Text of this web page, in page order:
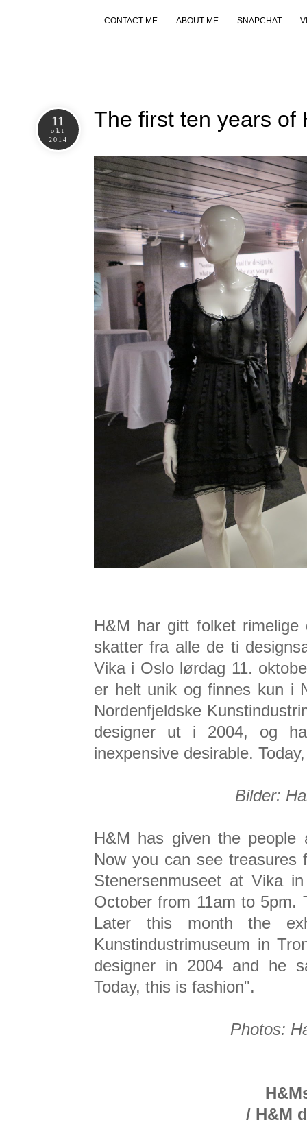
CONTACT ME ABOUT ME SNAPCHAT
11
okt
2014
The first ten years of
H&M har gitt folket
skatter fra alle de ti
Vika i Oslo lørdag 11.
er helt unik og finnes kun i
Nordenfjeldske
designer ut i 2004, og
inexpensive desirable.
Bilder:
H&M has given the people
Now you can see
Stenersenmuseet at Vika
October from 11am to 5pm.
Later this month the
Kunstindustrimuseum in
designer in 2004 and he
Today, this is fashion".
Photos:
/ H&M